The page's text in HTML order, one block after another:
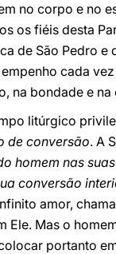
no corpo e no
os fiéis desta
de São Pedro e
cada
na bondade e na
litúrgico
de conversão. A
homem nas
conversão
amor,
Ele. Mas o
portanto